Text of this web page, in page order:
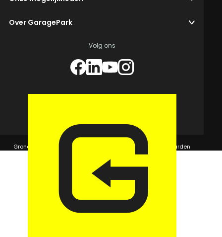
Over GaragePark
Volg ons
© 2026 GaragePark.
Grondposities
365Beheer & GaragePark Algemene voorwaarden